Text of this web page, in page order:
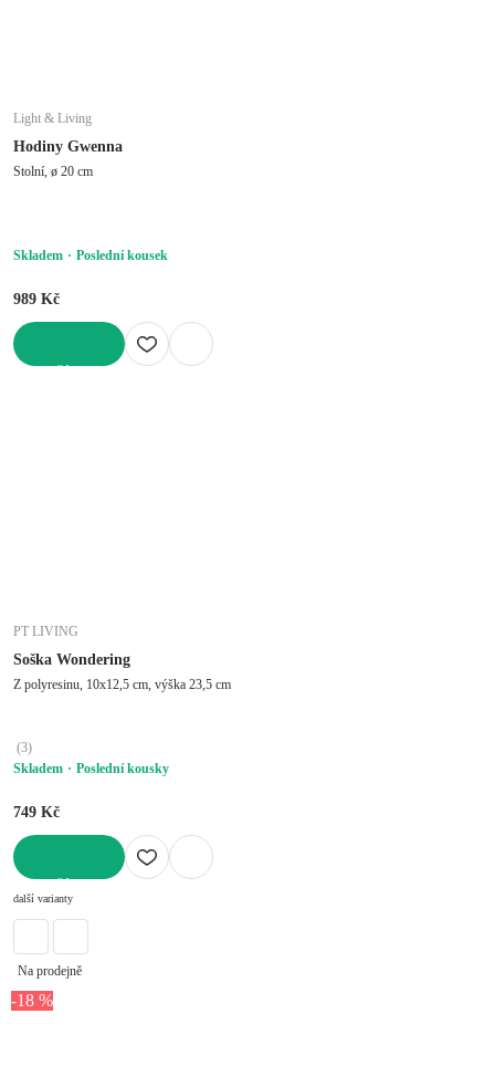
Light & Living
Hodiny Gwenna
Stolní, ø 20 cm
Skladem Poslední kousek
989 Kč
PT LIVING
Soška Wondering
Z polyresinu, 10x12,5 cm, výška 23,5 cm
(3)
Skladem
Poslední kousky
749 Kč
další varianty
Na prodejně
-18 %